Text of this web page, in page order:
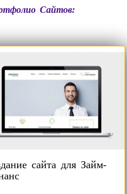
Сайтов:
сайта для Займ-